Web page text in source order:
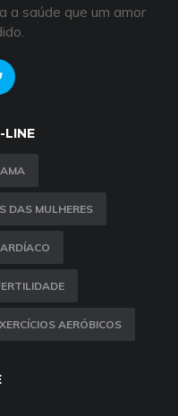
a saúde que um amor
LINE
DAS MULHERES
AERÓBICOS